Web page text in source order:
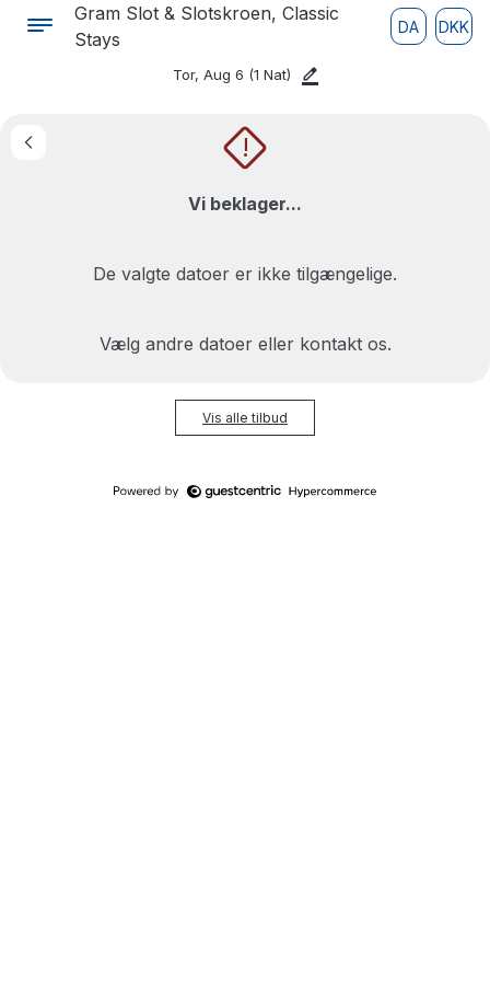
Gram Slot & Slotskroen, Classic
Stays
DA DKK
Tor, Aug 6 (1 Nat)
!
Vi beklager...
De valgte datoer er ikke tilgængelige.
Vælg andre datoer eller kontakt os.
Vis alle tilbud